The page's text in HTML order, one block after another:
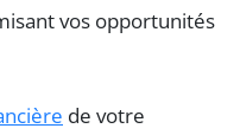
vos opportunités
de votre